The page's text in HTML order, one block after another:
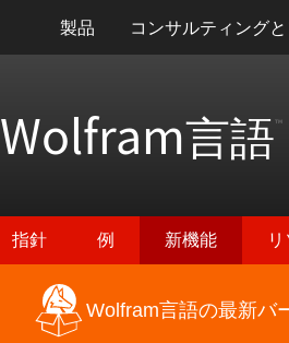
製品 コンサルティング
Wolfram言語™
指針 例 新機能
Wolfram言語の最新バ